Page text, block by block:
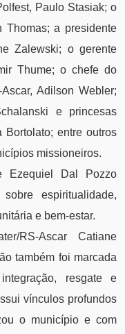
Paulo Stasiak; o
Thomas; a presidente
Zalewski; o gerente
Thume; o chefe do
Adilson Webler;
e princesas
Bortolato; entre outros
missioneiros.
Ezequiel Dal Pozzo
espiritualidade,
e bem-estar.
RS-Ascar Catiane
também foi marcada
resgate e
vínculos profundos
o município e com